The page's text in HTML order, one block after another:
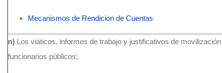
Mecanismos de Rendicion de Cuentas
n) Los viáticos, informes de trabajo y justificativos de
funcionarios públicos;